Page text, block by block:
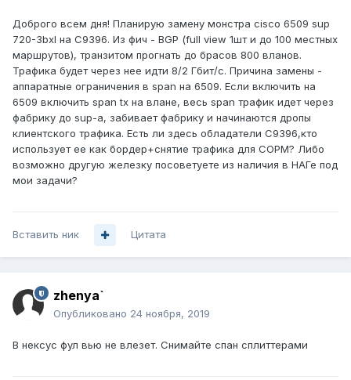
Доброго всем дня! Планирую замену монстра cisco 6509 sup
720-3bxl на C9396. Из фич - BGP (full view 1шт и до 100 местных
маршрутов), транзитом прогнать до брасов 800 вланов.
Трафика будет через нее идти 8/2 Гбит/с. Причина замены -
аппаратные ограничения в span на 6509. Если включить на
6509 включить span tx на влане, весь span трафик идет через
фабрику до sup-a, забивает фабрику и начинаются дропы
клиентского трафика. Есть ли здесь обладатели C9396,кто
использует ее как бордер+снятие трафика для СОРМ? Либо
возможно другую железку посоветуете из наличия в НАГе под
мои задачи?
Вставить ник Цитата
zhenya`
Опубликовано 24 ноября, 2019
В нексус фул вью не влезет. Снимайте спан сплиттерами